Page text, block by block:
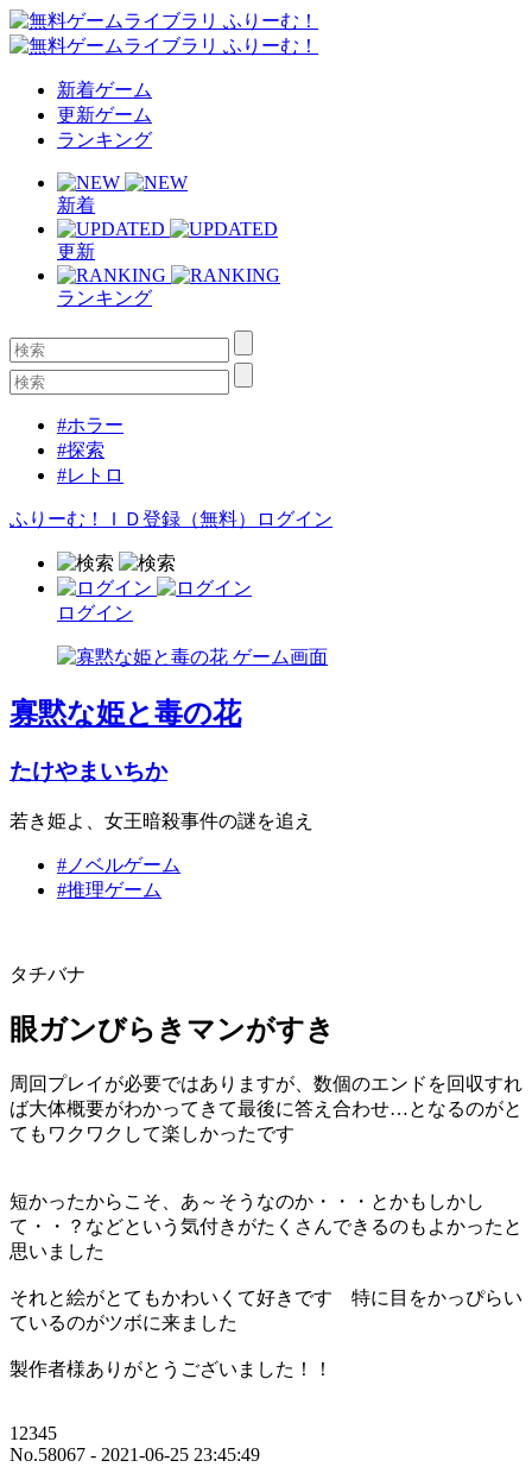
新着ゲーム
更新ゲーム
ランキング
新着
更新
ランキング
#ホラー
#探索
#レトロ
ふりーむ！ＩＤ登録（無料） ログイン
ログイン
寡黙な姫と毒の花
たけやまいちか
若き姫よ、女王暗殺事件の謎を追え
#ノベルゲーム
#推理ゲーム
タチバナ
眼ガンびらきマンがすき
周回プレイが必要ではありますが、数個のエンドを回収すれ
ば大体概要がわかってきて最後に答え合わせ…となるのがと
てもワクワクして楽しかったです
短かったからこそ、あ～そうなのか・・・とかもしかし
て・・？などという気付きがたくさんできるのもよかったと
思いました
それと絵がとてもかわいくて好きです 特に目をかっぴらい
ているのがツボに来ました
製作者様ありがとうございました！！
12345
No.58067 - 2021-06-25 23:45:49